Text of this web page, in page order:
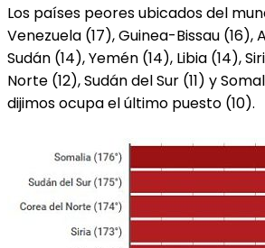
Los países peores ubicados del
Venezuela (17), Guinea-Bissau (16),
Sudán (14), Yemén (14), Libia (14),
Norte (12), Sudán del Sur (11) y
dijimos ocupa el último puesto (10).